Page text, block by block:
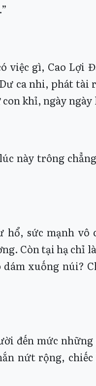
việc gì, Cao Lợi
ca nhi, phát tài
khỉ, ngày
này trông
hổ, sức mạnh
Còn tại hạ chỉ
xuống núi?
đến mức
nứt rộng,